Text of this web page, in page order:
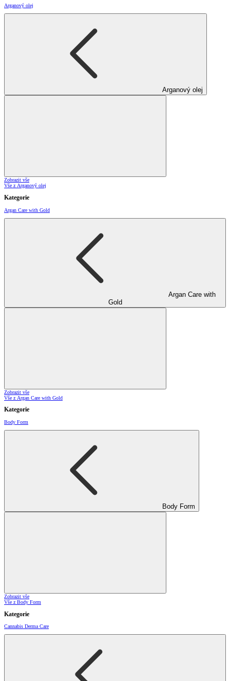
Arganový olej
Arganový olej
Zobrazit vše
Vše z Arganový olej
Kategorie
Argan Care with Gold
Argan Care with
Gold
Zobrazit vše
Vše z Argan Care with Gold
Kategorie
Body Form
Body Form
Zobrazit vše
Vše z Body Form
Kategorie
Cannabis Derma Care